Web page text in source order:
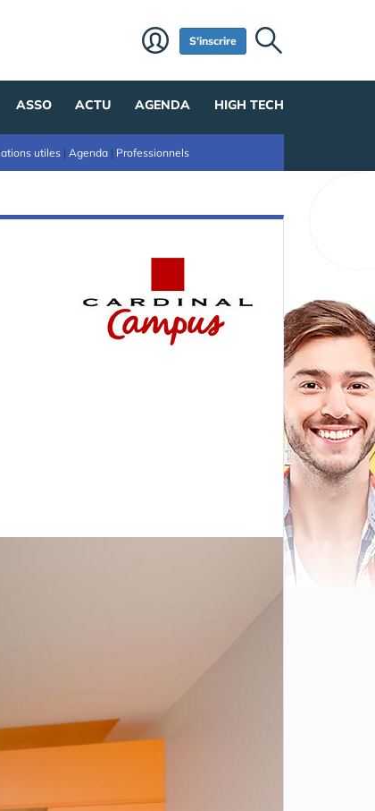
S'inscrire
ASSO ACTU AGENDA HIGH TECH
utiles | Agenda | Professionnels